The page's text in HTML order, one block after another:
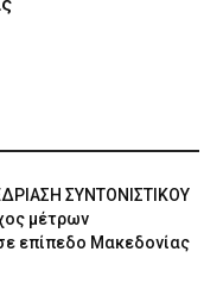
ΣΥΝΤΟΝΙΣΤΙΚΟΥ
μέτρων
επίπεδο Μακεδονίας